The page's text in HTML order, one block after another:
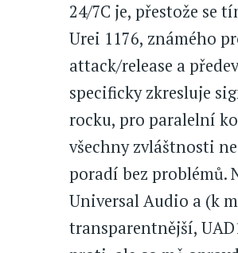
24/7C je, přestože se
Urei 1176, známého
attack/release a
specificky zkresluje
rocku, pro paralelní
všechny zvláštnosti
poradí bez problémů.
Universal Audio a (k
transparentnější,